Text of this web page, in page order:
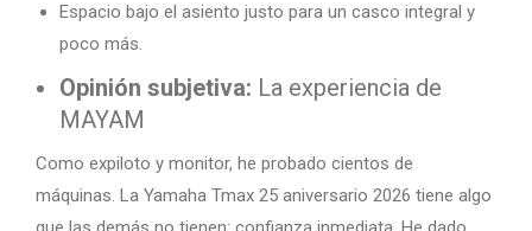
Espacio bajo el asiento justo para un casco integral y
poco más.
Opinión subjetiva: La experiencia de
MAYAM
Como expiloto y monitor, he probado cientos de
máquinas. La Yamaha Tmax 25 aniversario 2026 tiene algo